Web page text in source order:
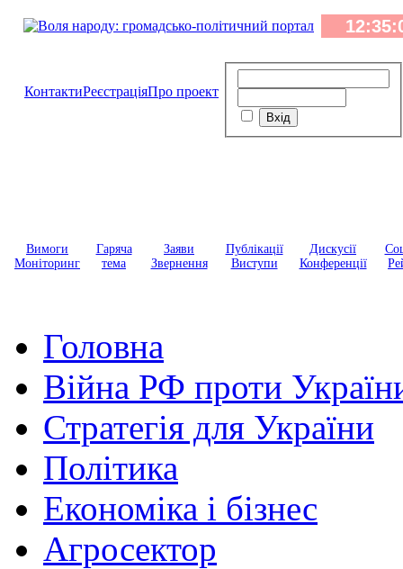
КонтактиРеєстраціяПро проект
Вимоги
Моніторинг
Гаряча
тема
Заяви
Звернення
Публікації
Виступи
Дискусії
Конференції
Головна
Війна РФ проти
Стратегія для України
Політика
Економіка і бізнес
Агросектор